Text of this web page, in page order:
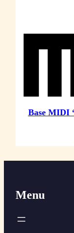
Base MIDI
Menu